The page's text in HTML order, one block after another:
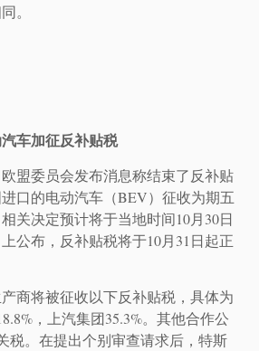
。
车加征反补贴税
盟委员会发布消息称结束了反补贴
口的电动汽车（BEV）征收为期五
关决定预计将于当地时间10月30日
公布，反补贴税将于10月31日起正
商将被征收以下反补贴税，具体为
，上汽集团35.3%。其他合作公
税。在提出个别审查请求后，特斯